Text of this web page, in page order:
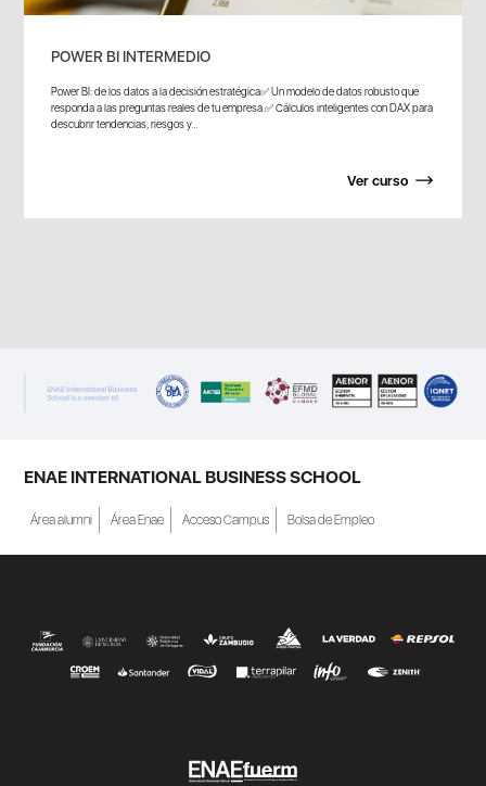
POWER BI INTERMEDIO
Power BI: de los datos a la decisión estratégica✅ Un modelo de datos robusto que
responda a las preguntas reales de tu empresa.✅ Cálculos inteligentes con DAX para
descubrir tendencias, riesgos y...
Ver curso
ENAE INTERNATIONAL BUSINESS SCHOOL
Área alumni Área Enae Acceso Campus Bolsa de Empleo